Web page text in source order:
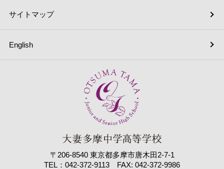
English
サイトマップ
〒206-8540 東京都多摩市唐木田2-7-1
TEL：042-372-9113 FAX: 042-372-9986